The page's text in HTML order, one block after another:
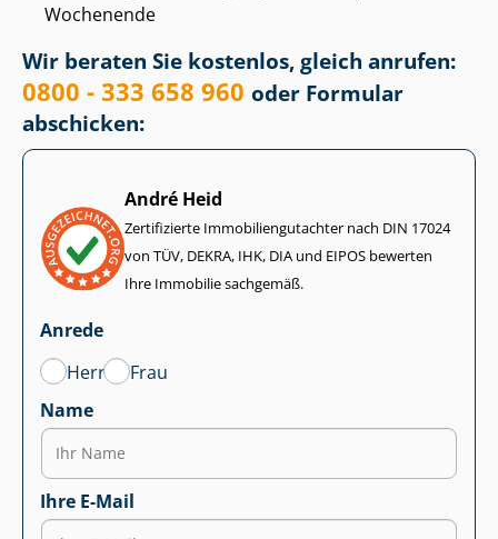
Wochenende
Wir beraten Sie kostenlos, gleich anrufen:
0800 - 333 658 960 oder Formular
abschicken:
André Heid
Zertifizierte Im­mo­bi­li­en­gut­ach­ter nach DIN 17024
von TÜV, DEKRA, IHK, DIA und EIPOS bewerten
Ihre Immobilie sachgemäß.
Anrede
Herr
Frau
Name
Ihre E-Mail